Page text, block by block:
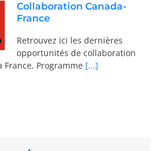
Collaboration Canada-
France
Retrouvez ici les dernières
opportunités de collaboration
Programme [...]